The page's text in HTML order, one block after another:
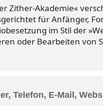
Zither-Akademie«
für Anfänger,
im Stil der
oder Bearbeiten von
Telefon, E-Mail,